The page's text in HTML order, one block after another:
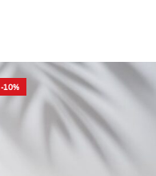
-10%